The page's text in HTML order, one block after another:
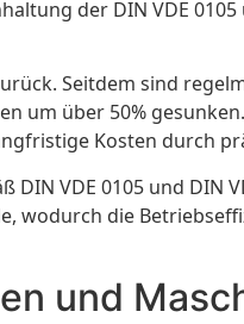
der DIN VDE
Seitdem sind
um über 50%
Kosten durch
DIN VDE 0105 und DIN
wodurch die
und